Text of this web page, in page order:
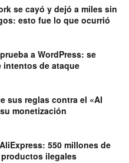
se cayó y dejó a miles sin
esto fue lo que ocurrió
a WordPress: se
intentos de ataque
sus reglas contra el «AI
monetización
550 millones de
ilegales